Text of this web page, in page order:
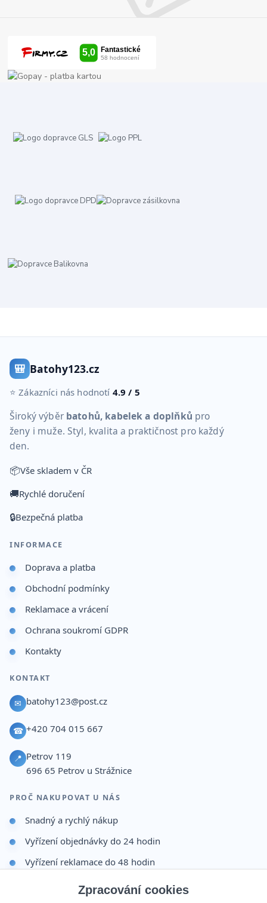
🎒 Batohy123.cz
⭐ Zákazníci nás hodnotí 4.9 / 5
Široký výběr batohů, kabelek a doplňků pro
ženy i muže. Styl, kvalita a praktičnost pro každý
den.
📦Vše skladem v ČR
🚚Rychlé doručení
🔒Bezpečná platba
INFORMACE
Doprava a platba
Obchodní podmínky
Reklamace a vrácení
Ochrana soukromí GDPR
Kontakty
KONTAKT
✉ batohy123@post.cz
☎ +420 704 015 667
📍 Petrov 119
696 65 Petrov u Strážnice
PROČ NAKUPOVAT U NÁS
Snadný a rychlý nákup
Vyřízení objednávky do 24 hodin
Vyřízení reklamace do 48 hodin
Dárek po dokončení objednávky
Zpracování cookies